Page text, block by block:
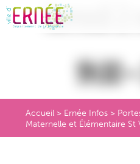
Accueil > Ernée Infos >
Maternelle et Élémentaire St